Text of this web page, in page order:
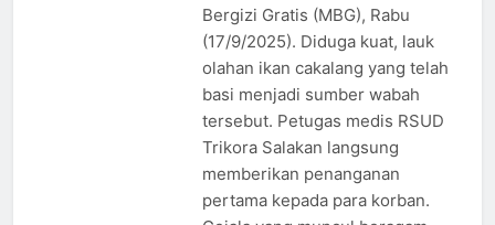
Bergizi Gratis (MBG), Rabu
(17/9/2025). Diduga kuat, lauk
olahan ikan cakalang yang telah
basi menjadi sumber wabah
tersebut. Petugas medis RSUD
Trikora Salakan langsung
memberikan penanganan
pertama kepada para korban.